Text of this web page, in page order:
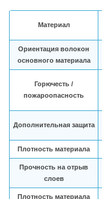
Материал
Ориентация волокон
основного материала
Горючесть /
пожароопасность
Дополнительная защита
Плотность материала
Прочность на отрыв
слоев
Плотность материала